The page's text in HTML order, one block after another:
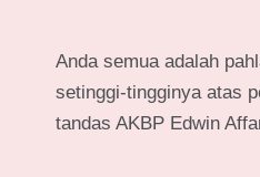
Anda semua adalah
setinggi-tingginya atas
tandas AKBP Edwin